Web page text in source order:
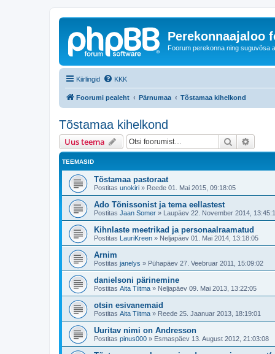
Perekonnaajaloo
Foorum perekonna ning suguvõsa
Kiirlingid KKK
Foorumi pealeht Pärnumaa Tõstamaa kihelkond
Tõstamaa kihelkond
Uus teema Otsi
TEEMASID
Tõstamaa pastoraat
Postitas unokiri » Reede 01. Mai 2015, 09:18:05
Ado Tõnissonist ja tema eellastest
Postitas Jaan Somer » Laupäev 22. November 2014,
Kihnlaste meetrikad ja personaalraamatud
Postitas LauriKreen » Neljapäev 01. Mai 2014, 13:18:05
Arnim
Postitas janelys » Pühapäev 27. Veebruar 2011, 15:09:02
danielsoni pärinemine
Postitas Aita Tiitma » Neljapäev 09. Mai 2013, 13:22:05
otsin esivanemaid
Postitas Aita Tiitma » Reede 25. Jaanuar 2013, 18:19:01
Uuritav nimi on Andresson
Postitas pinus000 » Esmaspäev 13. August 2012, 21:03:08